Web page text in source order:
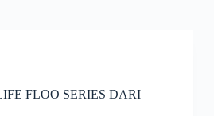
FLOO SERIES DARI